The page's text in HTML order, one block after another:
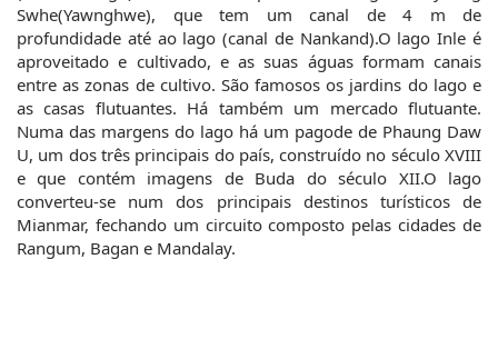
Swhe(Yawnghwe), que tem um canal de 4 m de
profundidade até ao lago (canal de Nankand).O lago Inle é
aproveitado e cultivado, e as suas águas formam canais
entre as zonas de cultivo. São famosos os jardins do lago e
as casas flutuantes. Há também um mercado flutuante.
Numa das margens do lago há um pagode de Phaung Daw
U, um dos três principais do país, construído no século XVIII
e que contém imagens de Buda do século XII.O lago
converteu-se num dos principais destinos turísticos de
Mianmar, fechando um circuito composto pelas cidades de
Rangum, Bagan e Mandalay.